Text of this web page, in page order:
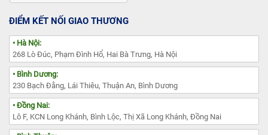
ĐIỂM KẾT NỐI GIAO THƯƠNG
• Hà Nội:
268 Lò Đúc, Phạm Đình Hổ, Hai Bà Trưng, Hà Nội
• Bình Dương:
230 Bạch Đằng, Lái Thiêu, Thuận An, Bình Dương
• Đồng Nai:
Lô F, KCN Long Khánh, Bình Lộc, Thị Xã Long Khánh, Đồng Nai